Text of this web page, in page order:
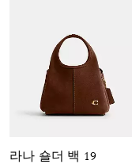
라나 숄더 백 19